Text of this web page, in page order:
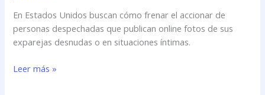
En Estados Unidos buscan cómo frenar el accionar de
personas despechadas que publican online fotos de sus
exparejas desnudas o en situaciones íntimas.
Leer más »